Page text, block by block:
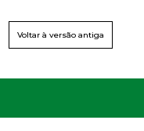
Voltar à versão antiga